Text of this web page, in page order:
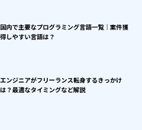
国内で主要なプログラミング言語一覧｜案件獲
得しやすい言語は？
エンジニアがフリーランス転身するきっかけ
は？最適なタイミングなど解説